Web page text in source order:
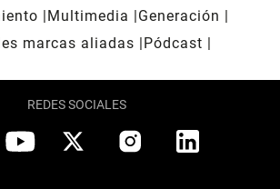
Multimedia
Generación
marcas aliadas
Pódcast
REDES SOCIALES